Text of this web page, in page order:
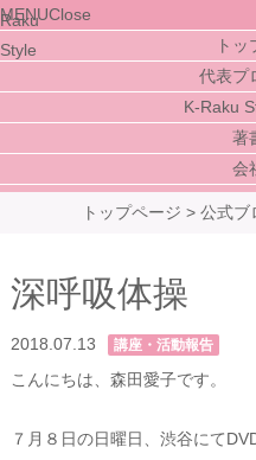
MENUClose
トッ
代表プ
K-Raku
著
会
トップページ >公式ブ
深呼吸体操
2018.07.13 講座・活動報告
こんにちは、森田愛子です。
７月８日の日曜日、渋谷にて